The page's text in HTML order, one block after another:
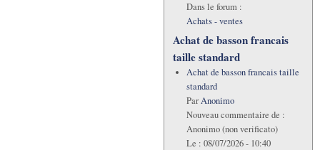
Dans le forum :
Achats - ventes
Achat de basson francais
taille standard
Achat de basson francais taille
standard
ParAnonimo
Nouveau commentaire de :
Anonimo (non verificato)
Le : 08/07/2026 - 10:40